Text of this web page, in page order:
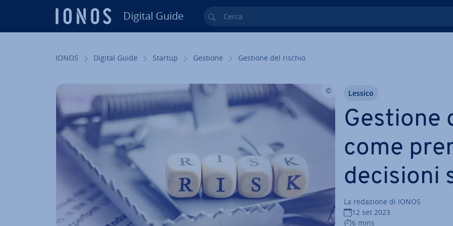
Digital Guide Cerca
IONOS Digital Guide Startup Gestione Gestione del rischio
Gestione
come
decisioni
La redazione di IONOS
12 set 2023
6 mins
Lessico